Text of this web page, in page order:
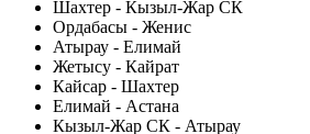
Шахтер - Кызыл-Жар СК
Ордабасы - Женис
Атырау - Елимай
Жетысу - Кайрат
Кайсар - Шахтер
Елимай - Астана
Кызыл-Жар СК - Атырау